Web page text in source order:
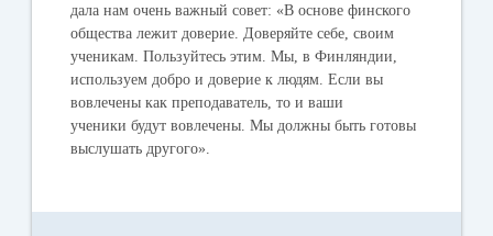
дала нам очень важный совет: «В основе финского
общества лежит доверие. Доверяйте себе, своим
ученикам. Пользуйтесь этим. Мы, в Финляндии,
используем добро и доверие к людям. Если вы
вовлечены как преподаватель, то и ваши
ученики будут вовлечены. Мы должны быть готовы
выслушать другого».